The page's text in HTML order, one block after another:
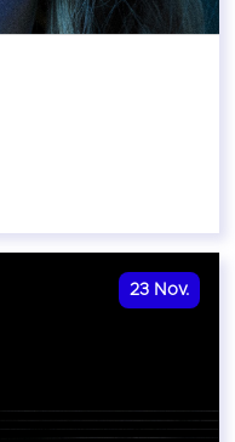
23 Nov.